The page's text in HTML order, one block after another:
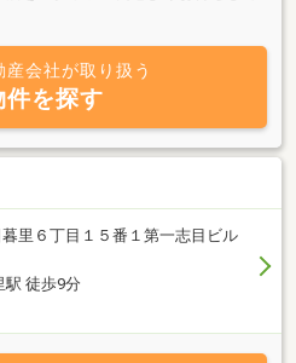
産会社が取り扱う
件を探す
里６丁目１５番１第一志目ビル
駅 徒歩9分